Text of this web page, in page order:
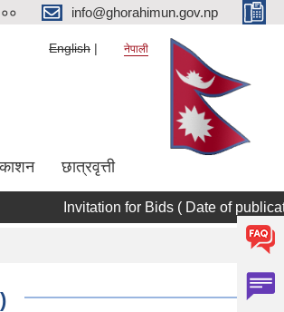
info@ghorahimun.gov.np
English नेपाली
छात्रवृत्ती
Invitation for Bids ( Date of